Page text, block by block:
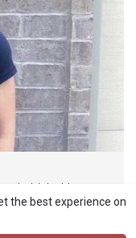
the best experience on
গল্প